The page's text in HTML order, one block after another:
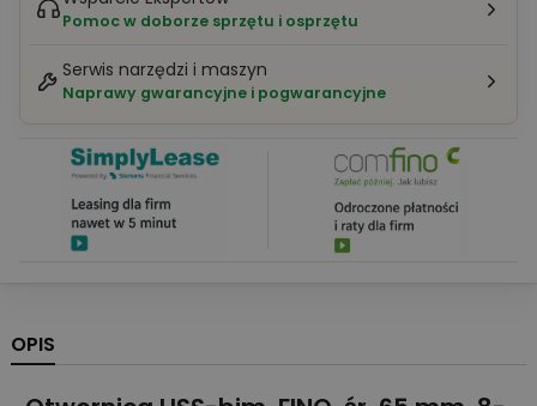
Pomoc w doborze sprzętu i osprzętu
Serwis narzędzi i maszyn
Naprawy gwarancyjne i pogwarancyjne
OPIS